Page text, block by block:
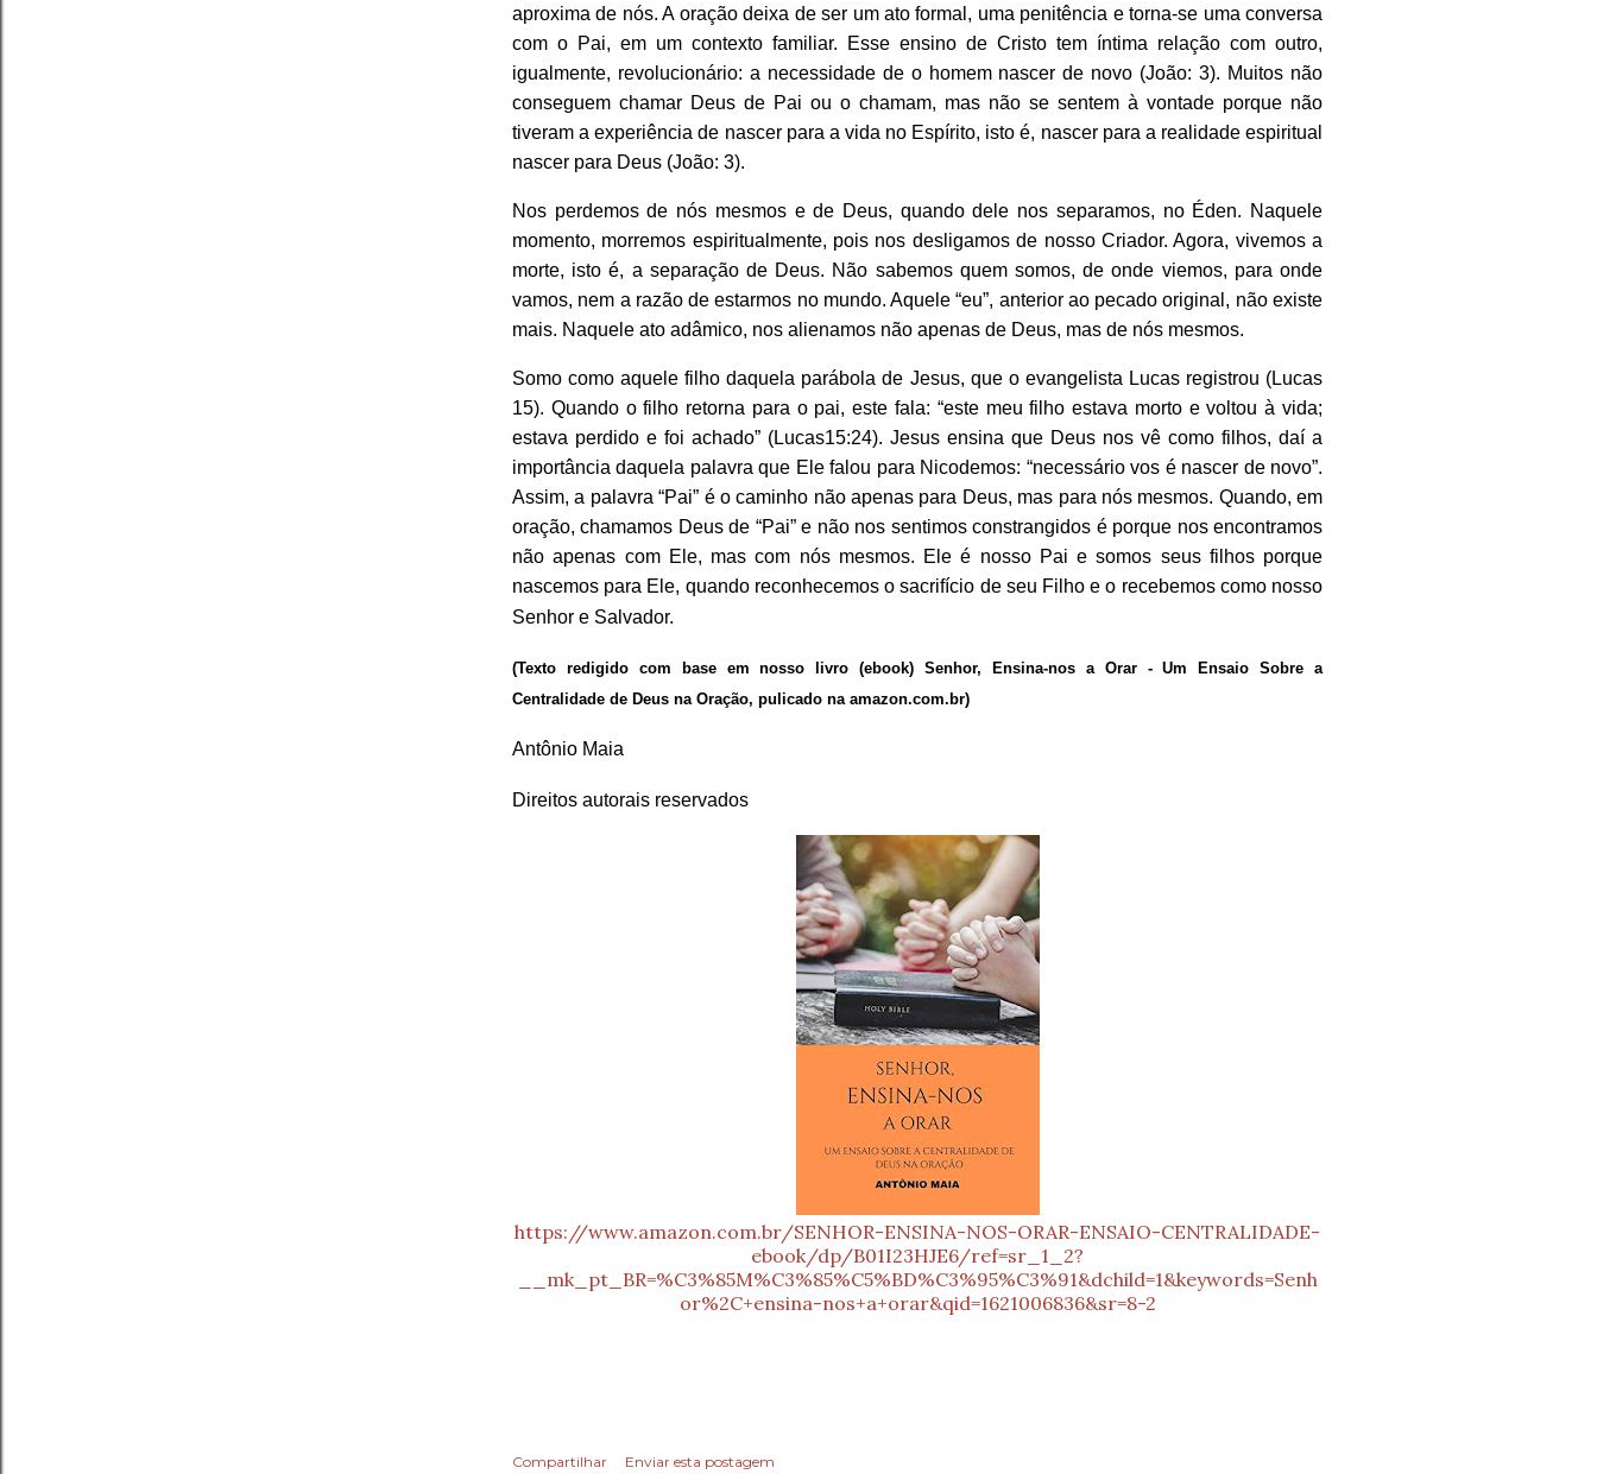
aproxima de nós. A oração deixa de ser um ato formal, uma penitência e torna-se uma conversa
com o Pai, em um contexto familiar. Esse ensino de Cristo tem íntima relação com outro,
igualmente, revolucionário: a necessidade de o homem nascer de novo (João: 3). Muitos não
conseguem chamar Deus de Pai ou o chamam, mas não se sentem à vontade porque não
tiveram a experiência de nascer para a vida no Espírito, isto é, nascer para a realidade espiritual
nascer para Deus (João: 3).
Nos perdemos de nós mesmos e de Deus, quando dele nos separamos, no Éden. Naquele
momento, morremos espiritualmente, pois nos desligamos de nosso Criador. Agora, vivemos a
morte, isto é, a separação de Deus. Não sabemos quem somos, de onde viemos, para onde
vamos, nem a razão de estarmos no mundo. Aquele “eu”, anterior ao pecado original, não existe
mais. Naquele ato adâmico, nos alienamos não apenas de Deus, mas de nós mesmos.
Somo como aquele filho daquela parábola de Jesus, que o evangelista Lucas registrou (Lucas
15). Quando o filho retorna para o pai, este fala: “este meu filho estava morto e voltou à vida;
estava perdido e foi achado” (Lucas15:24). Jesus ensina que Deus nos vê como filhos, daí a
importância daquela palavra que Ele falou para Nicodemos: “necessário vos é nascer de novo”.
Assim, a palavra “Pai” é o caminho não apenas para Deus, mas para nós mesmos. Quando, em
oração, chamamos Deus de “Pai” e não nos sentimos constrangidos é porque nos encontramos
não apenas com Ele, mas com nós mesmos. Ele é nosso Pai e somos seus filhos porque
nascemos para Ele, quando reconhecemos o sacrifício de seu Filho e o recebemos como nosso
Senhor e Salvador.
(Texto redigido com base em nosso livro (ebook) Senhor, Ensina-nos a Orar - Um Ensaio Sobre a
Centralidade de Deus na Oração, pulicado na amazon.com.br)
Antônio Maia
Direitos autorais reservados
https://www.amazon.com.br/SENHOR-ENSINA-NOS-ORAR-ENSAIO-CENTRALIDADE-
ebook/dp/B01I23HJE6/ref=sr_1_2?
__mk_pt_BR=%C3%85M%C3%85%C5%BD%C3%95%C3%91&dchild=1&keywords=Senh
or%2C+ensina-nos+a+orar&qid=1621006836&sr=8-2
Compartilhar Enviar esta postagem